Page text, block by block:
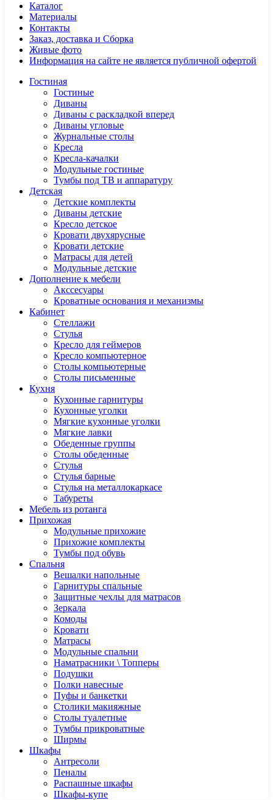
Каталог
Материалы
Контакты
Заказ, доставка и Сборка
Живые фото
Информация на сайте не является публичной офертой
Гостиная
Гостиные
Диваны
Диваны с раскладкой вперед
Диваны угловые
Журнальные столы
Кресла
Кресла-качалки
Модульные гостиные
Тумбы под ТВ и аппаратуру
Детская
Детские комплекты
Диваны детские
Кресло детское
Кровати двухярусные
Кровати детские
Матрасы для детей
Модульные детские
Дополнение к мебели
Акссесуары
Кроватные основания и механизмы
Кабинет
Cтеллажи
Cтулья
Кресло для геймеров
Кресло компьютерное
Столы компьютерные
Столы письменные
Кухня
Кухонные гарнитуры
Кухонные уголки
Мягкие кухонные уголки
Мягкие лавки
Обеденные группы
Столы обеденные
Стулья
Стулья барные
Стулья на металлокаркасе
Табуреты
Мебель из ротанга
Прихожая
Модульные прихожие
Прихожие комплекты
Тумбы под обувь
Спальня
Вешалки напольные
Гарнитуры спальные
Защитные чехлы для матрасов
Зеркала
Комоды
Кровати
Матрасы
Модульные спальни
Наматрасники \ Топперы
Подушки
Полки навесные
Пуфы и банкетки
Столики макияжные
Столы туалетные
Тумбы прикроватные
Ширмы
Шкафы
Антресоли
Пеналы
Распашные шкафы
Шкафы-купе